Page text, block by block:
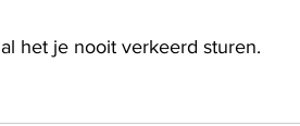
het je nooit verkeerd sturen.